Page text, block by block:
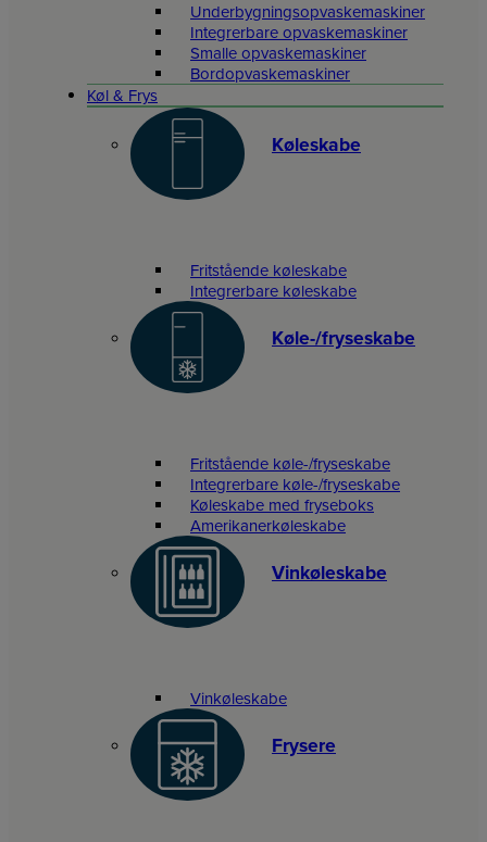
Underbygningsopvaskemaskiner
Integrerbare opvaskemaskiner
Smalle opvaskemaskiner
Bordopvaskemaskiner
Køl & Frys
Køleskabe
Fritstående køleskabe
Integrerbare køleskabe
Køle-/fryseskabe
Fritstående køle-/fryseskabe
Integrerbare køle-/fryseskabe
Køleskabe med fryseboks
Amerikanerkøleskabe
Vinkøleskabe
Vinkøleskabe
Frysere